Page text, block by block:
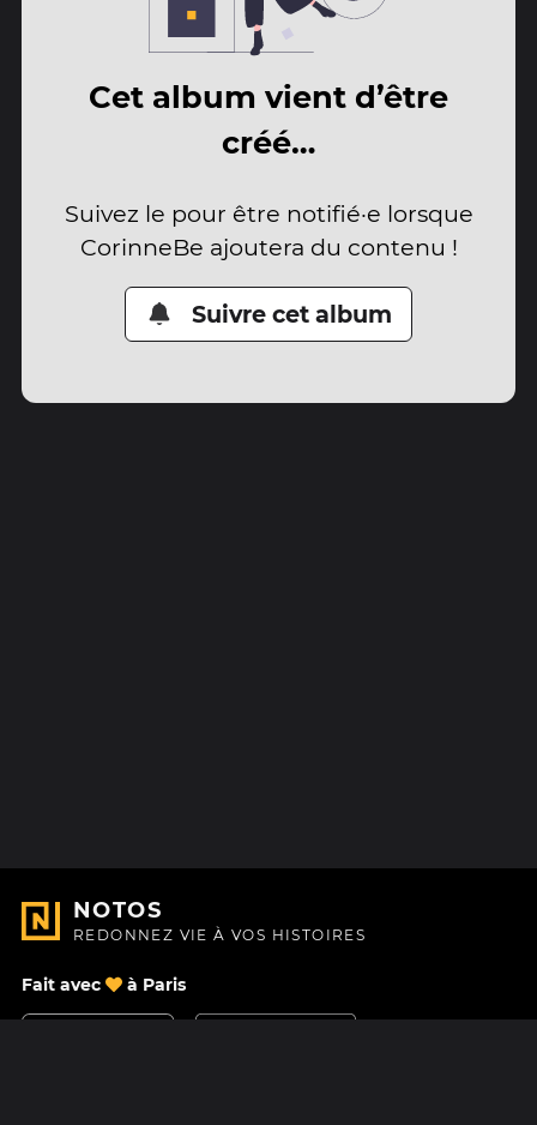
Cet album vient d’être
créé…
Suivez le pour être notifié·e lorsque
CorinneBe ajoutera du contenu !
Suivre cet album
NOTOS
REDONNEZ VIE À VOS HISTOIRES
Fait avec à Paris